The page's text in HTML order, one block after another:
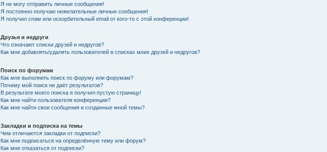
Я не могу отправить личные сообщения!
Я постоянно получаю нежелательные личные сообщения!
Я получил спам или оскорбительный email от кого-то с этой конференции!
Друзья и недруги
Что означают списки друзей и недругов?
Как мне добавлять/удалять пользователей в списках моих друзей и недругов?
Поиск по форумам
Как мне выполнить поиск по форуму или форумам?
Почему мой поиск не даёт результатов?
В результате моего поиска я получил пустую страницу!
Как мне найти пользователя конференции?
Как мне найти свои сообщения и созданные мной темы?
Закладки и подписка на темы
Чем отличаются закладки от подписки?
Как мне подписаться на определённую тему или форум?
Как мне отказаться от подписки?